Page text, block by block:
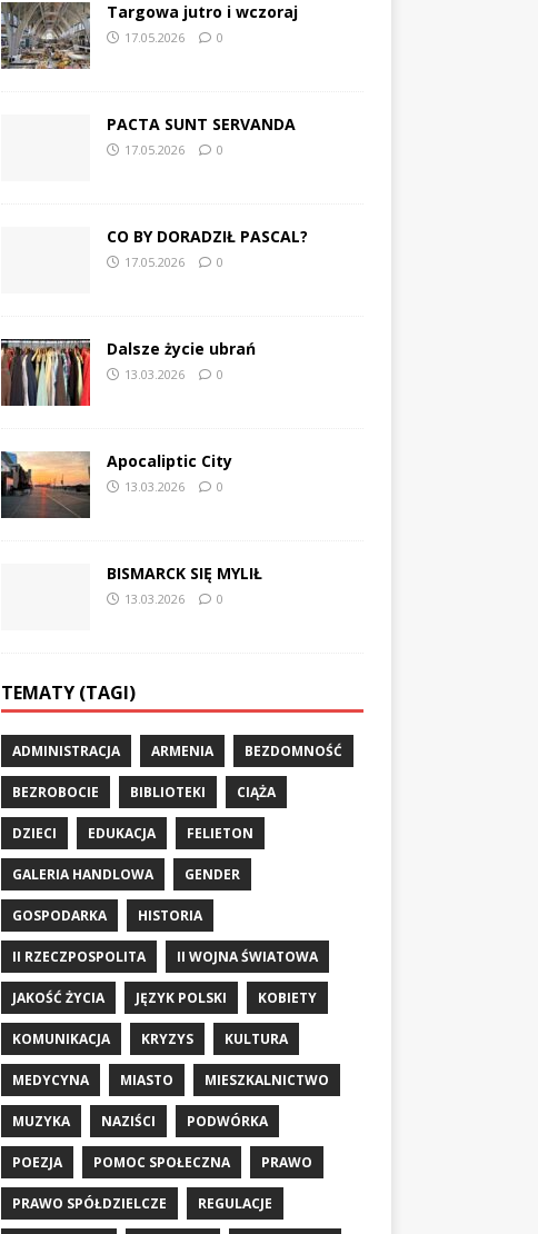
Targowa jutro i wczoraj
17.05.2026 0
PACTA SUNT SERVANDA
17.05.2026 0
CO BY DORADZIŁ PASCAL?
17.05.2026 0
Dalsze życie ubrań
13.03.2026 0
Apocaliptic City
13.03.2026 0
BISMARCK SIĘ MYLIŁ
13.03.2026 0
TEMATY (TAGI)
ADMINISTRACJA ARMENIA BEZDOMNOŚĆ
BEZROBOCIE BIBLIOTEKI CIĄŻA
DZIECI EDUKACJA FELIETON
GALERIA HANDLOWA GENDER
GOSPODARKA HISTORIA
II RZECZPOSPOLITA II WOJNA ŚWIATOWA
JAKOŚĆ ŻYCIA JĘZYK POLSKI KOBIETY
KOMUNIKACJA KRYZYS KULTURA
MEDYCYNA MIASTO MIESZKALNICTWO
MUZYKA NAZIŚCI PODWÓRKA
POEZJA POMOC SPOŁECZNA PRAWO
PRAWO SPÓŁDZIELCZE REGULACJE